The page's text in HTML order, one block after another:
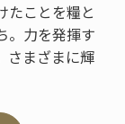
たことを糧と
。⼒を発揮す
さまざまに輝